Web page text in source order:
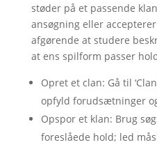
støder på et passende
ansøgning eller
afgørende at studere
at ens spilform passer
Opret et clan: Gå til
opfyld forudsætninger
Opspor et klan: Brug
foreslåede hold; led